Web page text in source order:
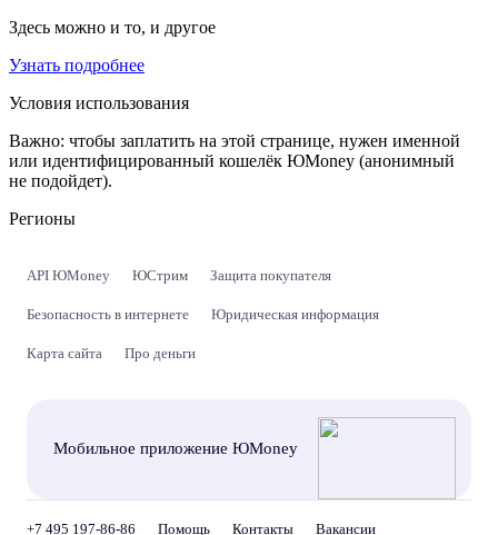
Здесь можно и то, и другое
Узнать подробнее
Условия использования
Важно: чтобы заплатить на этой странице, нужен именной
или идентифицированный кошелёк ЮMoney (анонимный
не подойдет).
Регионы
API ЮMoney ЮСтрим Защита покупателя
Безопасность в интернете Юридическая информация
Карта сайта Про деньги
Мобильное приложение ЮMoney
+7 495 197-86-86 Помощь Контакты Вакансии